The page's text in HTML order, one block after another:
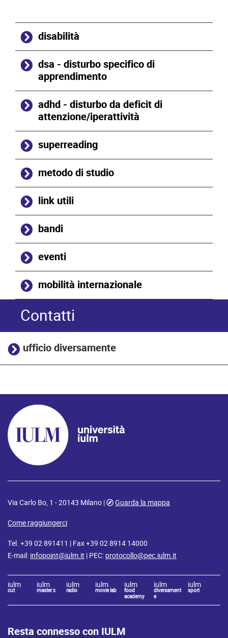
disabilità
dsa - disturbo specifico di
apprendimento
adhd - disturbo da deficit di
attenzione/iperattività
superreading
metodo di studio
link utili
bandi
eventi
mobilità internazionale
Contatti
ufficio diversamente
Via Carlo Bo, 1 - 20143 Milano |
Guarda la mappa
Come raggiungerci
Tel. +39 02 891411 | Fax +39 02 8914 14000
E-mail: infopoint@iulm.it | PEC: protocollo@pec.iulm.it
iulm
cut
iulm
master x
iulm
radio
iulm
movie lab
iulm
food
academy
iulm
diversament
e
iulm
sport
Resta connesso con IULM